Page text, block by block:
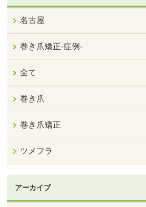
名古屋
巻き爪矯正‐症例‐
全て
巻き爪
巻き爪矯正
ツメフラ
アーカイブ